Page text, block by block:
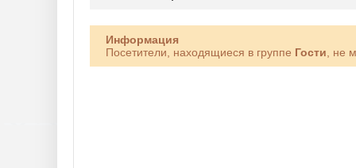
Информация
Посетители, находящиеся в группе Гости , не